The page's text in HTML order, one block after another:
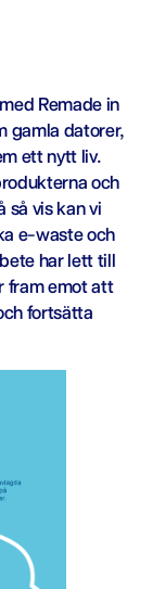
Remade in
gamla datorer,
ett nytt liv.
och
så vis kan vi
e-waste och
har lett till
fram emot att
fortsätta